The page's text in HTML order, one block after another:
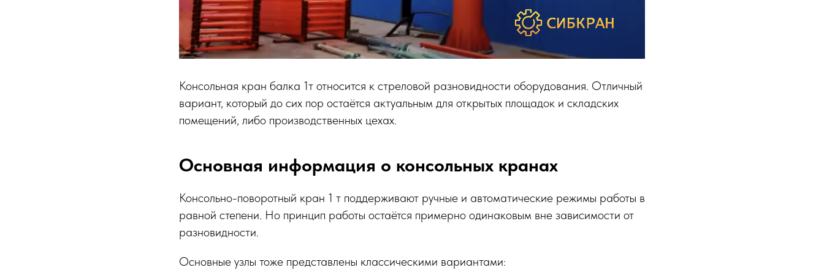
Консольная кран балка 1т относится к стреловой разновидности оборудования. Отличный
вариант, который до сих пор остаётся актуальным для открытых площадок и складских
помещений, либо производственных цехах.
Основная информация о консольных кранах
Консольно-поворотный кран 1 т поддерживают ручные и автоматические режимы работы в
равной степени. Но принцип работы остаётся примерно одинаковым вне зависимости от
разновидности.
Основные узлы тоже представлены классическими вариантами: